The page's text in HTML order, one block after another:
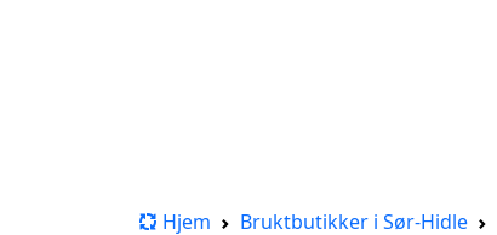
Hjem Bruktbutikker i Sør-Hidle